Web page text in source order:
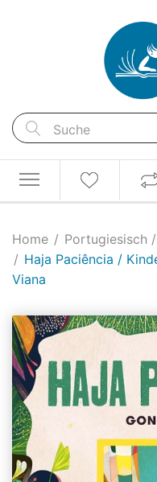
Home
Portugiesisch
Haja Paciência /
Viana